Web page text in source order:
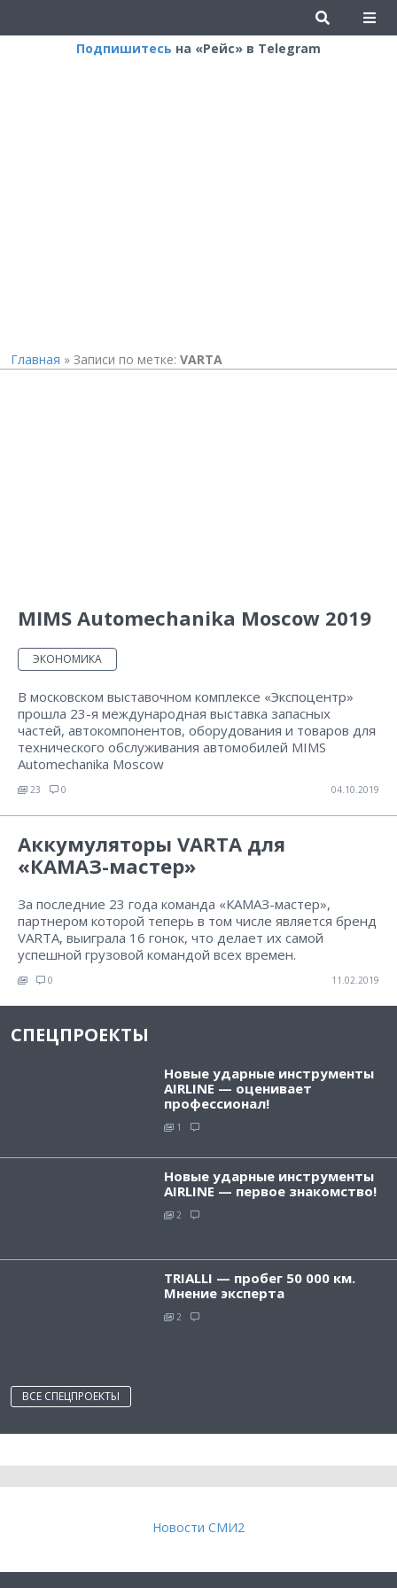
Подпишитесь на «Рейс» в Telegram
Главная » Записи по метке: VARTA
MIMS Automechanika Moscow 2019
ЭКОНОМИКА
В московском выставочном комплексе «Экспоцентр»
прошла 23-я международная выставка запасных
частей, автокомпонентов, оборудования и товаров для
технического обслуживания автомобилей MIMS
Automechanika Moscow
23 0 04.10.2019
Аккумуляторы VARTA для
«КАМАЗ-мастер»
За последние 23 года команда «КАМАЗ-мастер»,
партнером которой теперь в том числе является бренд
VARTA, выиграла 16 гонок, что делает их самой
успешной грузовой командой всех времен.
0 11.02.2019
СПЕЦПРОЕКТЫ
Новые ударные инструменты
AIRLINE — оценивает
профессионал!
1
Новые ударные инструменты
AIRLINE — первое знакомство!
2
TRIALLI — пробег 50 000 км.
Мнение эксперта
2
ВСЕ СПЕЦПРОЕКТЫ
Новости СМИ2